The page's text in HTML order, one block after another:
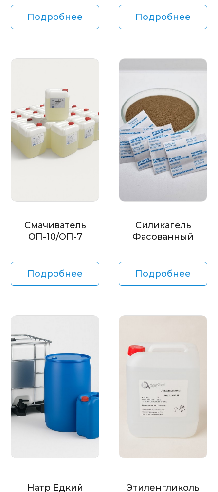
Подробнее Подробнее
Смачиватель
ОП-10/ОП-7
Подробнее
Силикагель
Фасованный
Подробнее
Натр Едкий Этиленгликоль